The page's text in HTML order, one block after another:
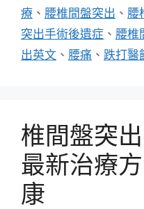
療 、 腰椎間盤突出 、 腰
突出手術後遺症 、 腰椎
出英文 、 腰痛 、 跌打醫
椎間盤突
最新治療
康